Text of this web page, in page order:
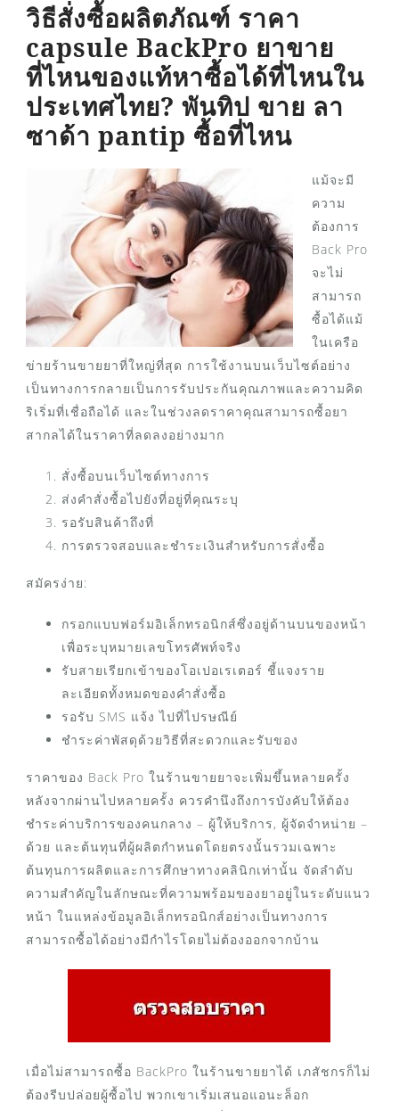
วิธีสั่งซื้อผลิตภัณฑ์ ราคา
capsule BackPro ยาขาย
ที่ไหนของแท้หาซื้อได้ที่ไหนใน
ประเทศไทย? พันทิป ขาย ลา
ซาด้า pantip ซื้อที่ไหน
แม้จะมี
ความ
ต้องการ
Back Pro
จะไม่
สามารถ
ซื้อได้แม้
ในเครือ
ข่ายร้านขายยาที่ใหญ่ที่สุด การใช้งานบนเว็บไซต์อย่าง
เป็นทางการกลายเป็นการรับประกันคุณภาพและความคิด
ริเริ่มที่เชื่อถือได้ และในช่วงลดราคาคุณสามารถซื้อยา
สากลได้ในราคาที่ลดลงอย่างมาก
สั่งซื้อบนเว็บไซต์ทางการ
ส่งคำสั่งซื้อไปยังที่อยู่ที่คุณระบุ
รอรับสินค้าถึงที่
การตรวจสอบและชำระเงินสำหรับการสั่งซื้อ
สมัครง่าย:
กรอกแบบฟอร์มอิเล็กทรอนิกส์ซึ่งอยู่ด้านบนของหน้า
เพื่อระบุหมายเลขโทรศัพท์จริง
รับสายเรียกเข้าของโอเปอเรเตอร์ ชี้แจงราย
ละเอียดทั้งหมดของคำสั่งซื้อ
รอรับ SMS แจ้ง ไปที่ไปรษณีย์
ชำระค่าพัสดุด้วยวิธีที่สะดวกและรับของ
ราคาของ Back Pro ในร้านขายยาจะเพิ่มขึ้นหลายครั้ง
หลังจากผ่านไปหลายครั้ง ควรคำนึงถึงการบังคับให้ต้อง
ชำระค่าบริการของคนกลาง – ผู้ให้บริการ, ผู้จัดจำหน่าย –
ด้วย และต้นทุนที่ผู้ผลิตกำหนดโดยตรงนั้นรวมเฉพาะ
ต้นทุนการผลิตและการศึกษาทางคลินิกเท่านั้น จัดลำดับ
ความสำคัญในลักษณะที่ความพร้อมของยาอยู่ในระดับแนว
หน้า ในแหล่งข้อมูลอิเล็กทรอนิกส์อย่างเป็นทางการ
สามารถซื้อได้อย่างมีกำไรโดยไม่ต้องออกจากบ้าน
เมื่อไม่สามารถซื้อ BackPro ในร้านขายยาได้ เภสัชกรก็ไม่
ต้องรีบปล่อยผู้ซื้อไป พวกเขาเริ่มเสนอแอนะล็อก